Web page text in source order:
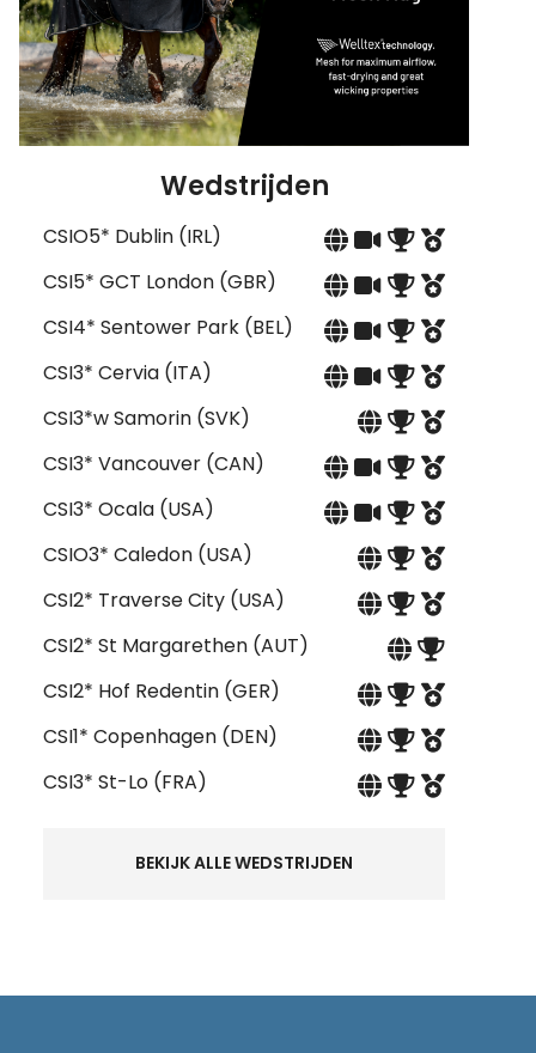
Wedstrijden
CSIO5* Dublin (IRL)
CSI5* GCT London (GBR)
CSI4* Sentower Park (BEL)
CSI3* Cervia (ITA)
CSI3*w Samorin (SVK)
CSI3* Vancouver (CAN)
CSI3* Ocala (USA)
CSIO3* Caledon (USA)
CSI2* Traverse City (USA)
CSI2* St Margarethen (AUT)
CSI2* Hof Redentin (GER)
CSI1* Copenhagen (DEN)
CSI3* St-Lo (FRA)
BEKIJK ALLE WEDSTRIJDEN